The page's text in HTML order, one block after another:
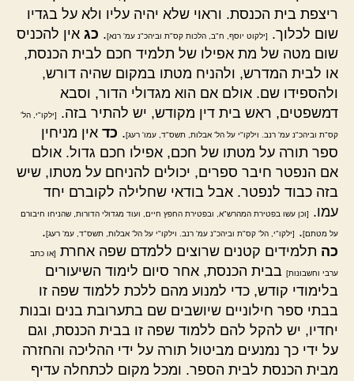
ריצפת בית הכנסת. וראוי שלא יהיה עליו ולא על בגדיו
שום לכלוך.
[ילקוט יוסף, ח"ב, הלכות קס"ת וביהכ"נ עמ' רנא]. כג אין להכניס
שום מטה של מת אפילו של תלמיד חכם לבית הכנסת,
או לבית המדרש, ולהניח מטתו במקום שהיה דורש,
ולהספידו שם. אולם אם הוא מגדולי הדור, וסבא
דמשפטים, ראש בית דין מקודש, יש להתיר בזה.
[ילקו"י, הל'
קס"ת וביהכ"נ עמ' רנב. וילקו"י על הל' אבלות, תשס"ד, עמו' רעג]. כד אין מניחין
ספר תורה על מטתו של חכם, אפילו חכם גדול. אולם
אם הנפטר חיבר ספרים, יכולים להניחם על מטתו, שיש
בזה כבוד לנפטר. אבל בודאי שחלילה לקוברם יחד
עמו.
[וכן עשו בפטירת המהרש"א, ובפטירת החפץ חיים, ועוד מגדולי הדורות, שהניחו חיבורם
על מטתם]. [ילקו"י, הל' קס"ת וביהכ"נ עמ' רנב. וילקו"י על הל' אבלות, תשס"ד, עמ' רעג].
כה תלמידים קטנים שרוצים ללמדם שפה אחרת [או כתב
ערבי וחשבונות] בבית הכנסת, אחר סיום לימוד השיעורים
בלימודי קודש, כדי למנוע מהם ללכת ללמוד שפה זו
בבתי ספר חילוניים שיושבים שם בתערובת בנים ובנות
יחדיו, יש להקל להם ללמוד שפה זו בבית הכנסת, וגם
על ידי כך נמנעים מביטול תורה על ידי ההליכה והחזרה
מבית הכנסת לבית הספר. ומכל מקום לכתחלה עדיף